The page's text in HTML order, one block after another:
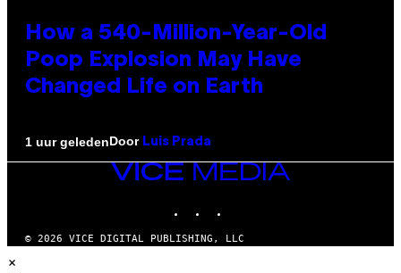
How a 540-Million-Year-Old
Poop Explosion May Have
Changed Life on Earth
1 uur geledenDoor Luis Prada
VICE
© 2026 VICE DIGITAL PUBLISHING, LLC
×